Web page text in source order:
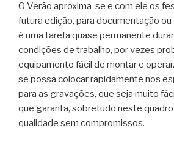
O Verão aproxima-se e com ele os
futura edição, para documentação
é uma tarefa quase permanente
condições de trabalho, por vezes
equipamento fácil de montar e
se possa colocar rapidamente nos
para as gravações, que seja muito
que garanta, sobretudo neste
qualidade sem compromissos.